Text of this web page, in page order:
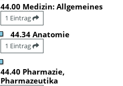
44.00 Medizin: Allgemeines
1 Eintrag
44.34 Anatomie
1 Eintrag
44.40 Pharmazie,
Pharmazeutika